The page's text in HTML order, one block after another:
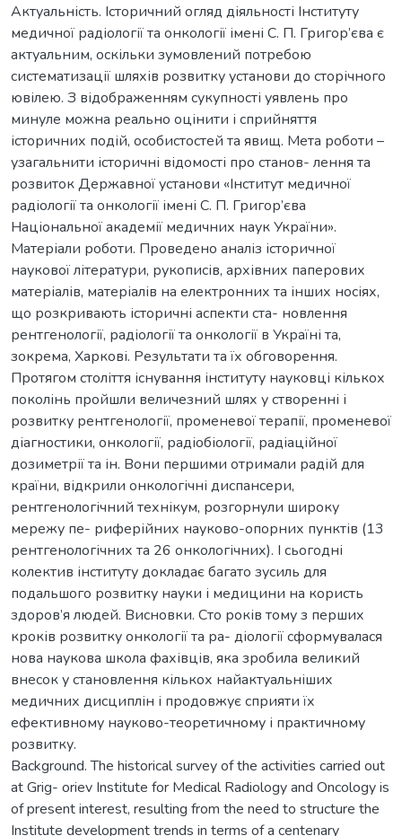
Актуальність. Історичний огляд діяльності Інституту
медичної радіології та онкології імені С. П. Григор’єва є
актуальним, оскільки зумовлений потребою
систематизації шляхів розвитку установи до сторічного
ювілею. З відображенням сукупності уявлень про
минуле можна реально оцінити і сприйняття
історичних подій, особистостей та явищ. Мета роботи –
узагальнити історичні відомості про станов- лення та
розвиток Державної установи «Інститут медичної
радіології та онкології імені С. П. Григор’єва
Національної академії медичних наук України».
Матеріали роботи. Проведено аналіз історичної
наукової літератури, рукописів, архівних паперових
матеріалів, матеріалів на електронних та інших носіях,
що розкривають історичні аспекти ста- новлення
рентгенології, радіології та онкології в Україні та,
зокрема, Харкові. Результати та їх обговорення.
Протягом століття існування інституту науковці кількох
поколінь пройшли величезний шлях у створенні і
розвитку рентгенології, променевої терапії, променевої
діагностики, онкології, радіобіології, радіаційної
дозиметрії та ін. Вони першими отримали радій для
країни, відкрили онкологічні диспансери,
рентгенологічний технікум, розгорнули широку
мережу пе- риферійних науково-опорних пунктів (13
рентгенологічних та 26 онкологічних). І сьогодні
колектив інституту докладає багато зусиль для
подальшого розвитку науки і медицини на користь
здоров’я людей. Висновки. Сто років тому з перших
кроків розвитку онкології та ра- діології сформувалася
нова наукова школа фахівців, яка зробила великий
внесок у становлення кількох найактуальніших
медичних дисциплін і продовжує сприяти їх
ефективному науково-теоретичному і практичному
розвитку.
Background. The historical survey of the activities carried out
at Grig- oriev Institute for Medical Radiology and Oncology is
of present interest, resulting from the need to structure the
Institute development trends in terms of a centenary